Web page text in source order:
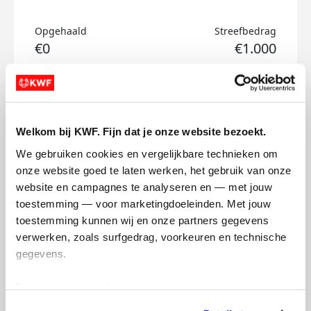
Welkom bij KWF. Fijn dat je onze website bezoekt.
We gebruiken cookies en vergelijkbare technieken om
onze website goed te laten werken, het gebruik van onze
website en campagnes te analyseren en — met jouw
toestemming — voor marketingdoeleinden. Met jouw
toestemming kunnen wij en onze partners gegevens
verwerken, zoals surfgedrag, voorkeuren en technische
gegevens.
Opgehaald
€0
Streefbedrag
€1.000
Doneer
Freek's badges